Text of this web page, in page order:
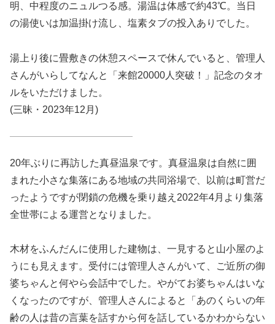
明、中程度のニュルつる感。湯温は体感で約43℃。当日
の湯使いは加温掛け流し、塩素タブの投入ありでした。
湯上り後に畳敷きの休憩スペースで休んでいると、管理人
さんがいらしてなんと「来館20000人突破！」記念のタオ
ルをいただけました。
(三昧・2023年12月)
20年ぶりに再訪した真昼温泉です。真昼温泉は自然に囲
まれた小さな集落にある地域の共同浴場で、以前は町営だ
ったようですが閉鎖の危機を乗り越え2022年4月より集落
全世帯による運営となりました。
木材をふんだんに使用した建物は、一見すると山小屋のよ
うにも見えます。受付には管理人さんがいて、ご近所の御
婆ちゃんと何やら会話中でした。やがてお婆ちゃんはいな
くなったのですが、管理人さんによると「あのくらいの年
齢の人は昔の言葉を話すから何を話しているかわからない